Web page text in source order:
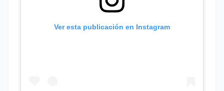
Ver esta publicación en Instagram